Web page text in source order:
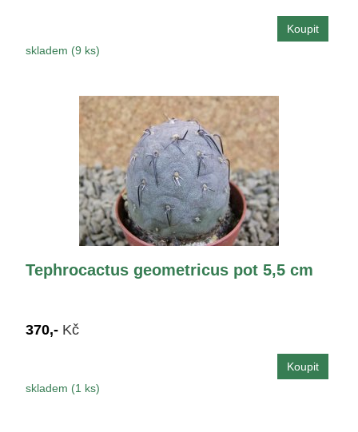
skladem (9 ks)
Tephrocactus geometricus pot 5,5 cm
370,- Kč
skladem (1 ks)